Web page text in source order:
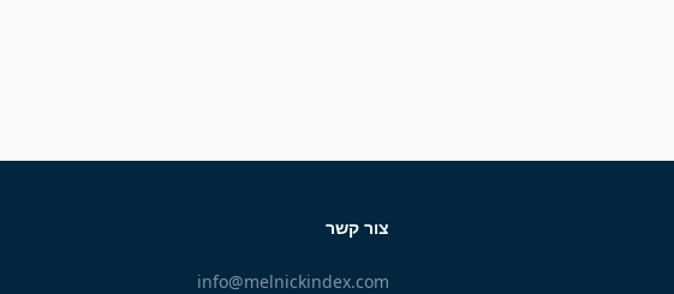
צור קשר
info@melnickindex.com